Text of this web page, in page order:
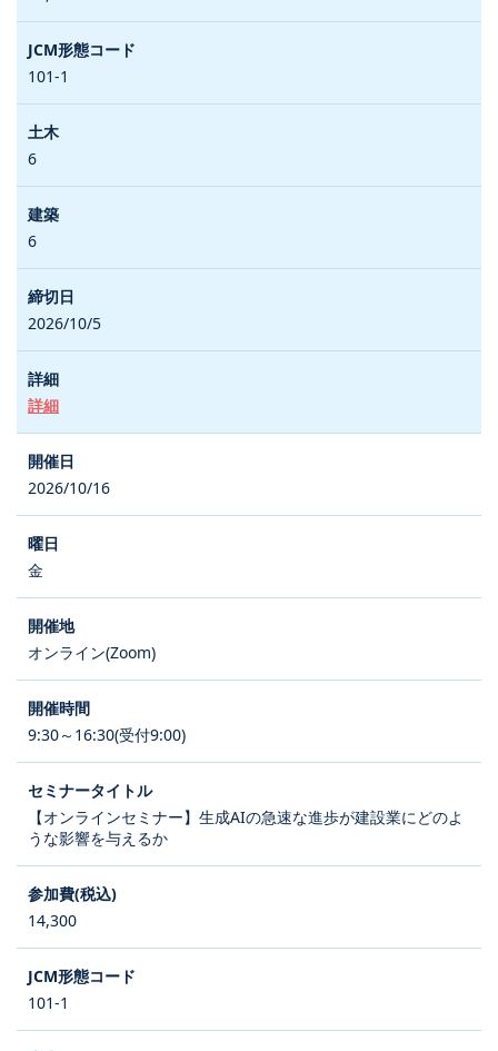
101-1
6
6
2026/10/5
詳細
2026/10/16
金
オンライン(Zoom)
9:30～16:30(受付9:00)
【オンラインセミナー】生成AIの急速な進歩が建設業にどのよ
うな影響を与えるか
14,300
101-1